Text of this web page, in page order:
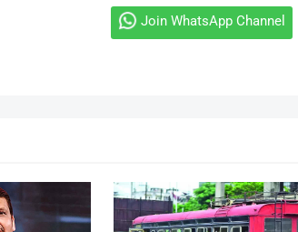
Join WhatsApp Channel